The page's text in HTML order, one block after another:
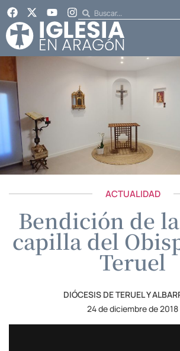
ACTUALIDAD
Bendición de
capilla del
Teruel
DIÓCESIS DE TERUEL Y
24 de diciembre de 2018